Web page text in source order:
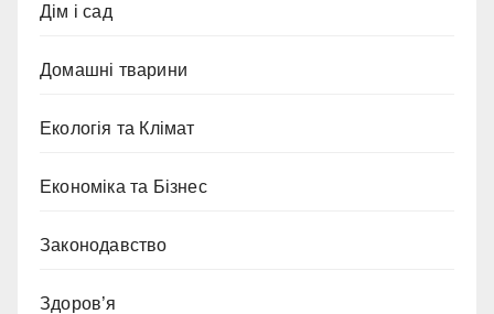
Дім і сад
Домашні тварини
Екологія та Клімат
Економіка та Бізнес
Законодавство
Здоров’я